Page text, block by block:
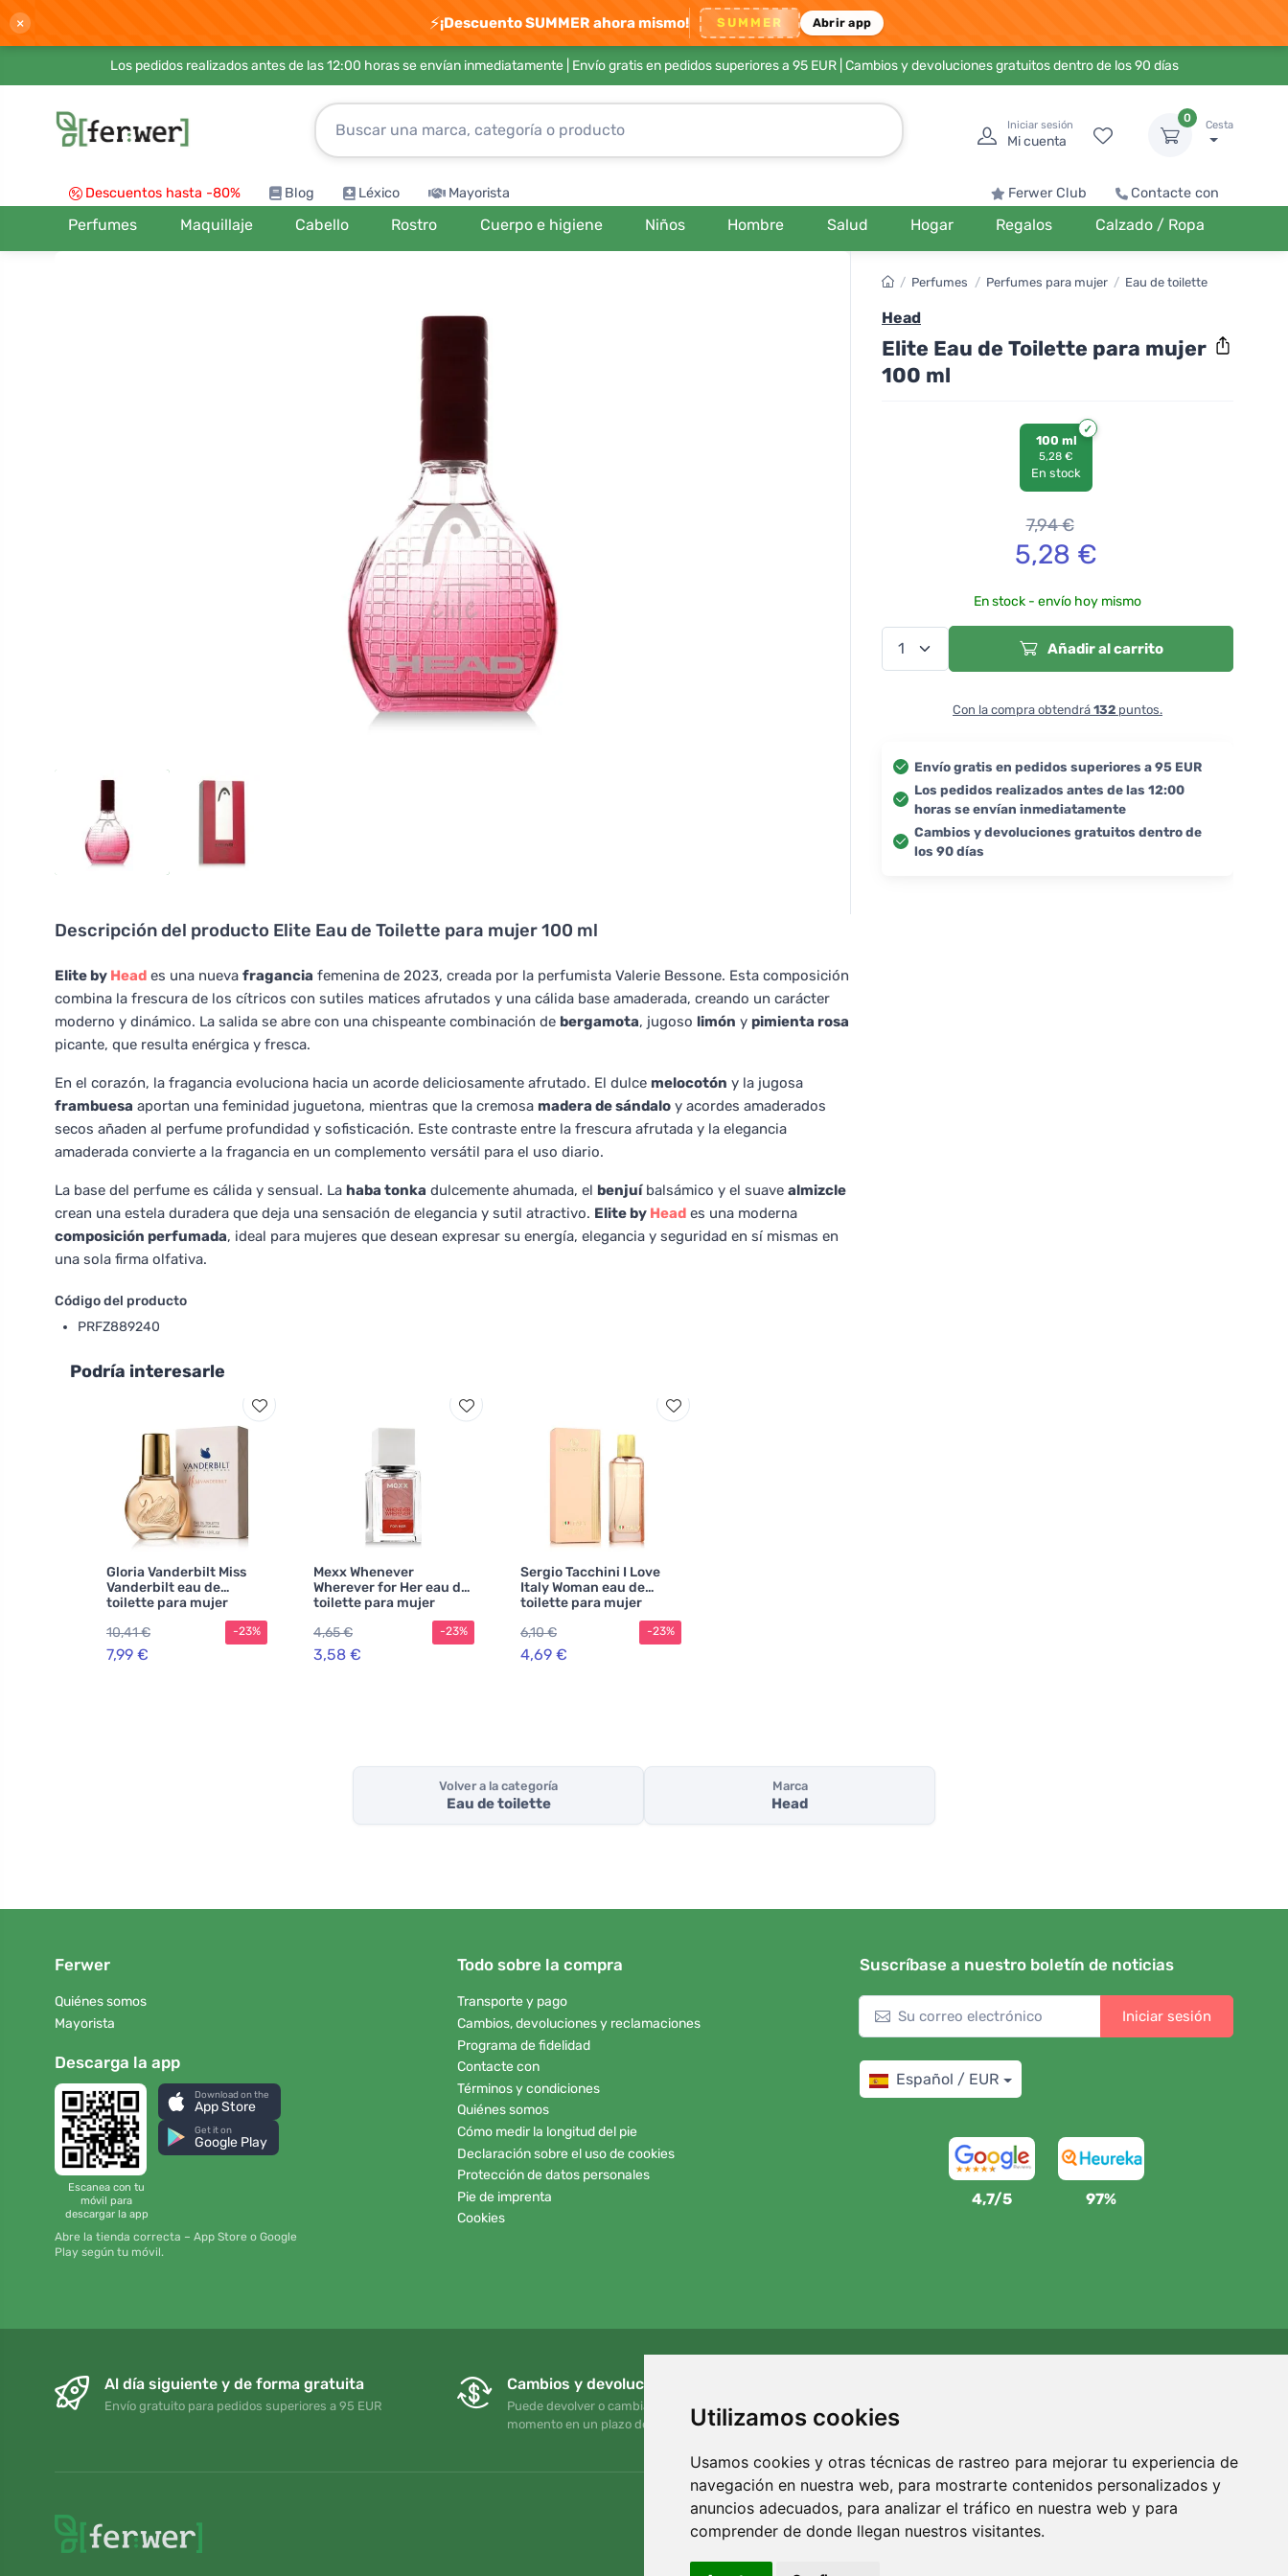
Utilizamos cookies
Usamos cookies y otras técnicas de rastreo para mejorar tu experiencia de
navegación en nuestra web, para mostrarte contenidos personalizados y
anuncios adecuados, para analizar el tráfico en nuestra web y para
comprender de donde llegan nuestros visitantes.
× ⚡¡Descuento SUMMER ahora mismo! SUMMER Abrir app
Los pedidos realizados antes de las 12:00 horas se envían inmediatamente | Envío gratis en pedidos superiores a 95 EUR| Cambios y devoluciones gratuitos dentro de los 90 días
Iniciar sesión
Mi cuenta
0
Cesta
Descuentos hasta -80% Blog Léxico Mayorista Ferwer Club Contacte con
Perfumes Maquillaje Cabello Rostro Cuerpo e higiene Niños Hombre Salud Hogar Regalos Calzado / Ropa
Descripción del producto Elite Eau de Toilette para mujer 100 ml
Elite by Head es una nueva fragancia femenina de 2023, creada por la perfumista Valerie Bessone. Esta composición
combina la frescura de los cítricos con sutiles matices afrutados y una cálida base amaderada, creando un carácter
moderno y dinámico. La salida se abre con una chispeante combinación de bergamota, jugoso limón y pimienta rosa
picante, que resulta enérgica y fresca.
En el corazón, la fragancia evoluciona hacia un acorde deliciosamente afrutado. El dulce melocotón y la jugosa
frambuesa aportan una feminidad juguetona, mientras que la cremosa madera de sándalo y acordes amaderados
secos añaden al perfume profundidad y sofisticación. Este contraste entre la frescura afrutada y la elegancia
amaderada convierte a la fragancia en un complemento versátil para el uso diario.
La base del perfume es cálida y sensual. La haba tonka dulcemente ahumada, el benjuíbalsámico y el suave almizcle
crean una estela duradera que deja una sensación de elegancia y sutil atractivo. Elite by Head es una moderna
composición perfumada, ideal para mujeres que desean expresar su energía, elegancia y seguridad en sí mismas en
una sola firma olfativa.
Código del producto
PRFZ889240
/ Perfumes / Perfumes para mujer / Eau de toilette
Head
Elite Eau de Toilette para mujer
100 ml
100 ml
5,28 €
En stock
7,94€
5,28 €
En stock - envío hoy mismo
Añadir al carrito
Con la compra obtendrá 132 puntos.
Envío gratis en pedidos superiores a 95 EUR
Los pedidos realizados antes de las 12:00
horas se envían inmediatamente
Cambios y devoluciones gratuitos dentro de
los 90 días
Podría interesarle
Gloria Vanderbilt Miss
Vanderbilt eau de
toilette para mujer
10,41 €
7,99 €
-23%
Mexx Whenever
Wherever for Her eau de
toilette para mujer
4,65 €
3,58 €
-23%
Sergio Tacchini I Love
Italy Woman eau de
toilette para mujer
6,10 €
4,69 €
-23%
Volver a la categoría
Eau de toilette
Marca
Head
Ferwer
Quiénes somos
Mayorista
Descarga la app
Escanea con tu
móvil para
descargar la app
Download on the
App Store
Get it on
Google Play
Abre la tienda correcta – App Store o Google
Play según tu móvil.
Todo sobre la compra
Transporte y pago
Cambios, devoluciones y reclamaciones
Programa de fidelidad
Contacte con
Términos y condiciones
Quiénes somos
Cómo medir la longitud del pie
Declaración sobre el uso de cookies
Protección de datos personales
Pie de imprenta
Cookies
Suscríbase a nuestro boletín de noticias
Iniciar sesión
Español / EUR
4,7/5 97%
Al día siguiente y de forma gratuita
Envío gratuito para pedidos superiores a 95 EUR
Cambios y devoluciones gratuitos
Puede devolver o cambiar su pedido en cualquier
momento en un plazo de 90 días